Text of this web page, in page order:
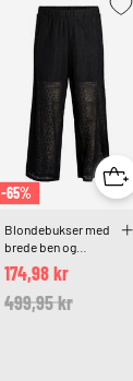
-65%
Blondebukser med
brede ben og
kontraststriber
Price reduced from
499,95 kr
174,98 kr